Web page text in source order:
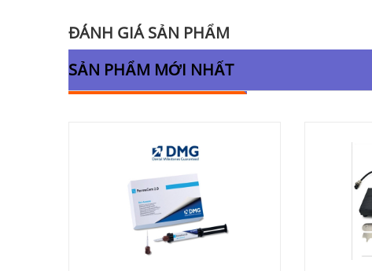
ĐÁNH GIÁ SẢN PHẨM
SẢN PHẨM MỚI NHẤT